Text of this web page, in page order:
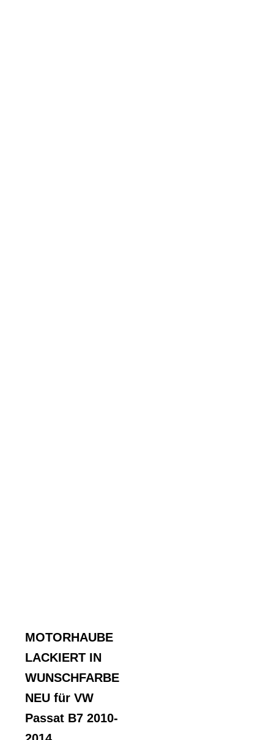
MOTORHAUBE
LACKIERT IN
WUNSCHFARBE
NEU für VW
Passat B7 2010-